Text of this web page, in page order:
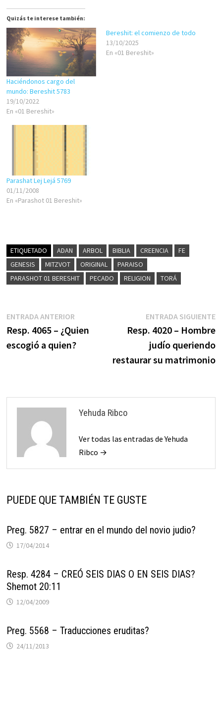
Quizás te interese también:
Haciéndonos cargo del
mundo: Bereshit 5783
19/10/2022
En «01 Bereshit»
Bereshit: el comienzo de todo
13/10/2025
En «01 Bereshit»
Parashat Lej Lejá 5769
01/11/2008
En «Parashot 01 Bereshit»
ETIQUETADO ADAN ARBOL BIBLIA CREENCIA
FE
GENESIS
MITZVOT ORIGINAL
PARAISO
PARASHOT 01 BERESHIT
PECADO RELIGION TORÁ
Navegación
de
entradas
ENTRADA ANTERIOREntrada
anterior:
Resp. 4065 – ¿Quien
escogió a quien?
ENTRADA SIGUIENTE
Resp. 4020 – Hombre
judío queriendo
restaurar su matrimonio
Yehuda Ribco
Ver todas las entradas de Yehuda
Ribco →
PUEDE QUE TAMBIÉN TE GUSTE
Preg. 5827 – entrar en el mundo del novio judio?
17/04/2014
Resp. 4284 – CREÓ SEIS DIAS O EN SEIS DIAS?
Shemot 20:11
12/04/2009
Preg. 5568 – Traducciones eruditas?
24/11/2013